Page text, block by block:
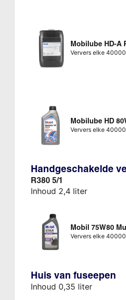
Mobilube HD-A
Ververs elke
Mobilube HD
Ververs elke
Handgeschakelde
R380 5/1
Inhoud 2,4 liter
Mobil 75W80
Ververs elke
Huis van fuseepen
Inhoud 0,35 liter